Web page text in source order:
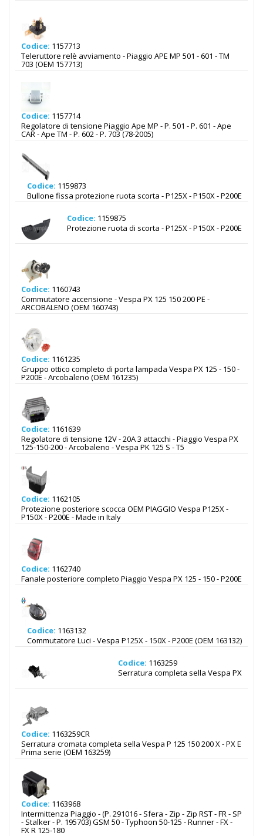
Codice: 1157713
Teleruttore relè avviamento - Piaggio APE MP 501 - 601 - TM
703 (OEM 157713)
Codice: 1157714
Regolatore di tensione Piaggio Ape MP - P. 501 - P. 601 - Ape
CAR - Ape TM - P. 602 - P. 703 (78-2005)
Codice: 1159873
Bullone fissa protezione ruota scorta - P125X - P150X - P200E
Codice: 1159875
Protezione ruota di scorta - P125X - P150X - P200E
Codice: 1160743
Commutatore accensione - Vespa PX 125 150 200 PE -
ARCOBALENO (OEM 160743)
Codice: 1161235
Gruppo ottico completo di porta lampada Vespa PX 125 - 150 -
P200E - Arcobaleno (OEM 161235)
Codice: 1161639
Regolatore di tensione 12V - 20A 3 attacchi - Piaggio Vespa PX
125-150-200 - Arcobaleno - Vespa PK 125 S - T5
Codice: 1162105
Protezione posteriore scocca OEM PIAGGIO Vespa P125X -
P150X - P200E - Made in Italy
Codice: 1162740
Fanale posteriore completo Piaggio Vespa PX 125 - 150 - P200E
Codice: 1163132
Commutatore Luci - Vespa P125X - 150X - P200E (OEM 163132)
Codice: 1163259
Serratura completa sella Vespa PX
Codice: 1163259CR
Serratura cromata completa sella Vespa P 125 150 200 X - PX E
Prima serie (OEM 163259)
Codice: 1163968
Intermittenza Piaggio - (P. 291016 - Sfera - Zip - Zip RST - FR - SP
- Stalker - P. 195703) GSM 50 - Typhoon 50-125 - Runner - FX -
FX R 125-180